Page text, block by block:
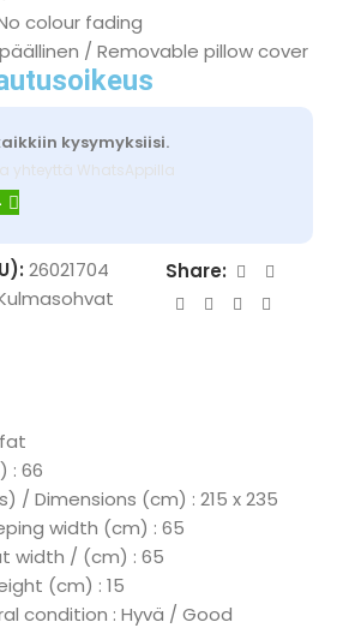
colour fading
/ Removable pillow cover
kysymyksiisi.
yhteyttä WhatsAppilla
26021704
Share:
: 66
/ Dimensions (cm) : 215 x 235
width (cm) : 65
width / (cm) : 65
(cm) : 15
condition : Hyvä / Good